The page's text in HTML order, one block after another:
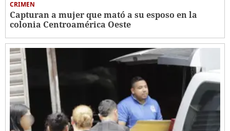
CRIMEN
Capturan a mujer que mató a su esposo en la
colonia Centroamérica Oeste